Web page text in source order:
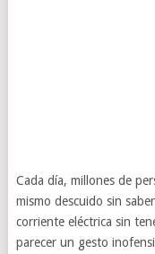
Cada día, millones de
mismo descuido sin
corriente eléctrica sin
parecer un gesto